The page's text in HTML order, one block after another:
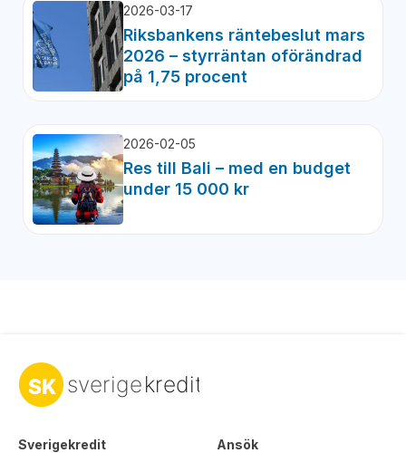
2026-03-17
Riksbankens räntebeslut mars
2026 – styrräntan oförändrad
på 1,75 procent
2026-02-05
Res till Bali – med en budget
under 15 000 kr
Sverigekredit Ansök